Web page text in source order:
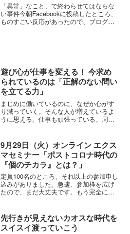
「異常」なこと、で終わらせてはならな
い事件今朝Facebookに投稿したところ、
ものすごい反応があったので、ブログに
遊び心が仕事を変える！ 今求め
られているのは「正解のない問い
を立てる力」
まじめに働いているのに、なぜか心がす
り減っていく。そんな人が増えているよ
うに思える。仕事も頑張っている。周り
う？」そんな気持ちになる瞬間、ある人
が多いと聞く。ぼくはこの30年、たくさ
んの経営者やスタッフと関わってきまし
た。どの業界でも、共通するのはこれで
す。「がんばっているのに、楽しそうじ
ゃない。」努力はしている。でも、どこ
か“義務”になっている。その原因は、「遊
び心」を忘れてしまったからだと思うの
9月29日（火）オンライン エクス
マセミナー「ポストコロナ時代の
『個のチカラ』とは？」
定員100名のところ、それ以上の参加申し
込みがありました。急遽、参加枠を広げ
たので、まだ大丈夫です。もう完全にあ
な時代になります。個人の影響力が、組
織の趨勢を決めるので...
先行きが見えないカオスな時代を
スイスイ渡っていこう